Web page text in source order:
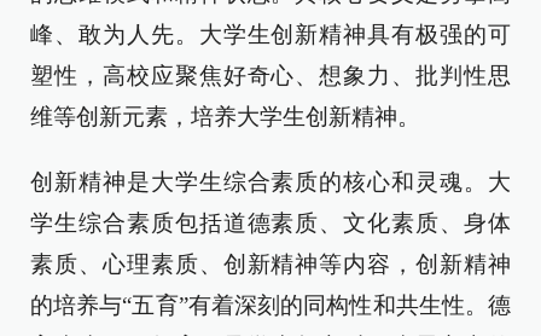
峰、敢为人先。大学生创新精神具有极强的可
塑性，高校应聚焦好奇心、想象力、批判性思
维等创新元素，培养大学生创新精神。
创新精神是大学生综合素质的核心和灵魂。大
学生综合素质包括道德素质、文化素质、身体
素质、心理素质、创新精神等内容，创新精神
的培养与“五育”有着深刻的同构性和共生性。德